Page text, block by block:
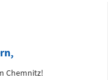
Chemnitz!